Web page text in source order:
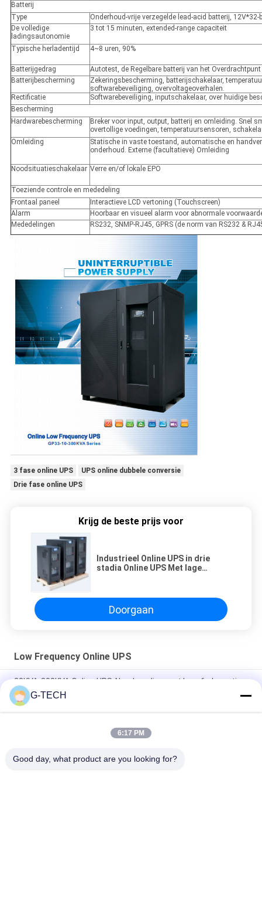
Batterij
Type
Onderhoud-vrije verzegelde lead-acid batterij, 12V*32-
De volledige
ladingsautonomie
3 tot 15 minuten, extended-range capaciteit
Typische herladentijd 4~8 uren, 90%
Batterijgedrag
Autotest, de Regelbare batterij van het
Batterijbescherming
Zekeringsbescherming, batterijschakelaar,
softwarebeveiliging, overvoltageoverhalen.
Rectificatie
Softwarebeveiliging, inputschakelaar, over huidige
Bescherming
Hardwarebescherming
Breker voor input, output, batterij en omleiding. Snel
overtollige voedingen, temperatuursensoren,
Omleiding
Statische in vaste toestand, automatische en
onderhoud. Externe (facultatieve) Omleiding
Noodsituatieschakelaar Verre en/of lokale EPO
Toeziende controle en mededeling
Frontaal paneel
Interactieve LCD vertoning (Touchscreen)
Alarm
Hoorbaar en visueel alarm voor abnormale
Mededelingen
RS232, SNMP-RJ45, GPRS (de norm van RS232 &
3 fase online UPS
UPS online dubbele conversie
Drie fase online UPS
Krijg de beste prijs voor
Industrieel Online UPS in drie
stadia Online UPS Met lage
Doorgaan
Low Frequency Online UPS
20KVA-200KVA Online UPS-Noodvoeding met lage frekwentie
Drie Fasen Online UPS Met lage frekwentie met Hoge
Efficiënte DSP-Spaander
Online UPS In drie stadia met lage frekwentie, Online Dubbele
G-TECH
6:17 PM
Good day, what product are you looking for?